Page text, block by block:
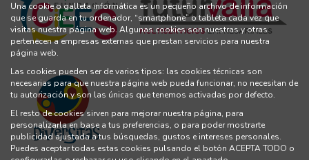
Una cookie o galleta informática es un pequeño archivo de información
que se guarda en tu ordenador, “smartphone” o tableta cada vez que
visitas nuestra página web. Algunas cookies son nuestras y otras
pertenecen a empresas externas que prestan servicios para nuestra
página web.
Las cookies pueden ser de varios tipos: las cookies técnicas son
necesarias para que nuestra página web pueda funcionar, no necesitan de
tu autorización y son las únicas que tenemos activadas por defecto.
El resto de cookies sirven para mejorar nuestra página, para
personalizarla en base a tus preferencias, o para poder mostrarte
publicidad ajustada a tus búsquedas, gustos e intereses personales.
Puedes aceptar todas estas cookies pulsando el botón ACEPTA TODO o